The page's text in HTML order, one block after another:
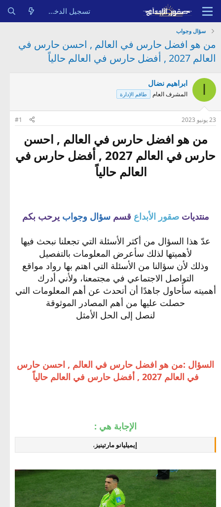
تسجيل الدخول
سؤال وجواب
من هو افضل حارس في العالم , احسن حارس في
العالم 2027 , أفضل حارس في العالم حالياً
ابراهيم نضال
المشرف العام طاقم الإدارة
23 يونيو 2023 #1
من هو افضل حارس في العالم , احسن
حارس في العالم 2027 , أفضل حارس في
العالم حالياً​
منتدياتصقور الأبداع قسمسؤال وجواب يرحب بكم
عدّ هذا السؤال من أكثر الأسئلة التي تجعلنا نبحث فيها
لأهميتها لذلك سأعرض المعلومات بالتفصيل
وذلك لأن سؤالنا من الأسئلة التي اهتم بها رواد مواقع
التواصل الاجتماعي في مجتمعنا، ولأني أدرك
أهميته سأحاول جاهدًا أن أتحدث عن أهم المعلومات التي
حصلت عليها من أهم المصادر الموثوقة
لنصل إلى الحل الأمثل
السؤال :من هو افضل حارس في العالم , احسن حارس
في العالم 2027 , أفضل حارس في العالم حالياً
الإجابة هي :
إيميليانو مارتينيز ،